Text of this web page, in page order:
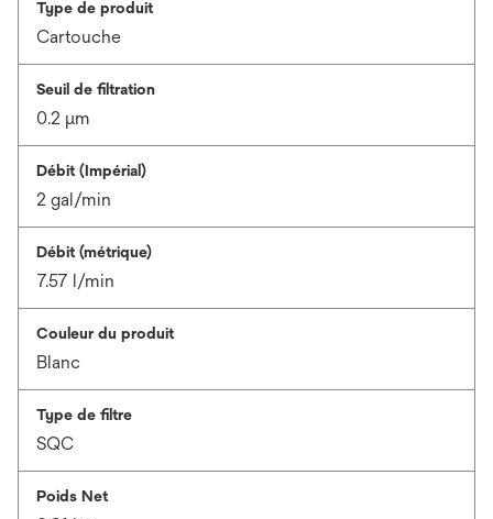
Type de produit
Cartouche
Seuil de filtration
0.2 μm
Débit (Impérial)
2 gal/min
Débit (métrique)
7.57 l/min
Couleur du produit
Blanc
Type de filtre
SQC
Poids Net